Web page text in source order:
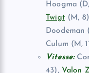
Hoogma
Twigt(M,
Doodeman
Culum (M,
Vitesse:
43), Valon